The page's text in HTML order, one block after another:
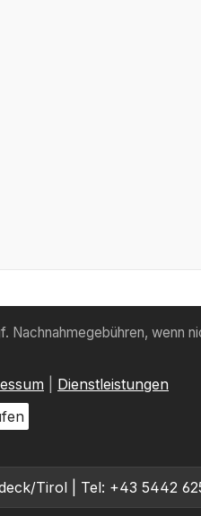
Nachnahmegebühren, wenn
Dienstleistungen
Tirol | Tel: +43 5442